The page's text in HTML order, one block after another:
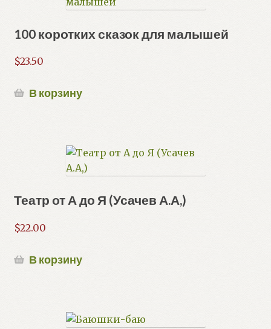
100 коротких сказок для малышей
$23.50
В корзину
Театр от А до Я (Усачев А.А,)
$22.00
В корзину